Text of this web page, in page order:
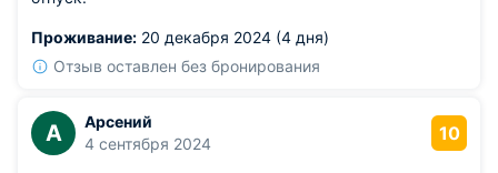
Проживание: 20 декабря 2024 (4 дня)
Отзыв оставлен без бронирования
А
Арсений
4 сентября 2024
10